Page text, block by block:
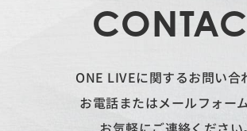
ONE LIVEに関するお問い合
お電話またはメールフォー